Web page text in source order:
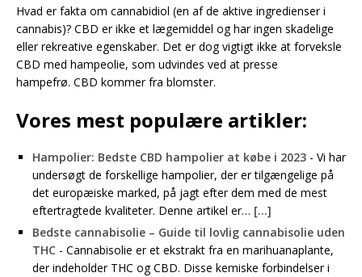
Hvad er fakta om cannabidiol (en af ​​de aktive ingredienser i
cannabis)? CBD er ikke et lægemiddel og har ingen skadelige
eller rekreative egenskaber. Det er dog vigtigt ikke at forveksle
CBD med hampeolie, som udvindes ved at presse
hampefrø. CBD kommer fra blomster.
Vores mest populære artikler:
Hampolier: Bedste CBD hampolier at købe i 2023 - Vi har
undersøgt de forskellige hampolier, der er tilgængelige på
det europæiske marked, på jagt efter dem med de mest
eftertragtede kvaliteter. Denne artikel er… [...]
Bedste cannabisolie – Guide til lovlig cannabisolie uden
THC - Cannabisolie er et ekstrakt fra en marihuanaplante,
der indeholder THC og CBD. Disse kemiske forbindelser i